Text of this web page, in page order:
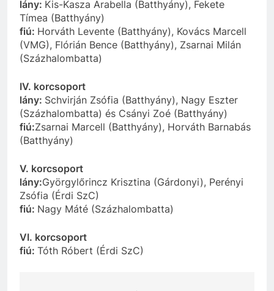
lány: Kis-Kasza Arabella (Batthyány), Fekete
Tímea (Batthyány)
fiú: Horváth Levente (Batthyány), Kovács Marcell
(VMG), Flórián Bence (Batthyány), Zsarnai Milán
(Százhalombatta)
IV. korcsoport
lány: Schvirján Zsófia (Batthyány), Nagy Eszter
(Százhalombatta) és Csányi Zoé (Batthyány)
fiú:Zsarnai Marcell (Batthyány), Horváth Barnabás
(Batthyány)
V. korcsoport
lány:Györgylőrincz Krisztina (Gárdonyi), Perényi
Zsófia (Érdi SzC)
fiú: Nagy Máté (Százhalombatta)
VI. korcsoport
fiú: Tóth Róbert (Érdi SzC)